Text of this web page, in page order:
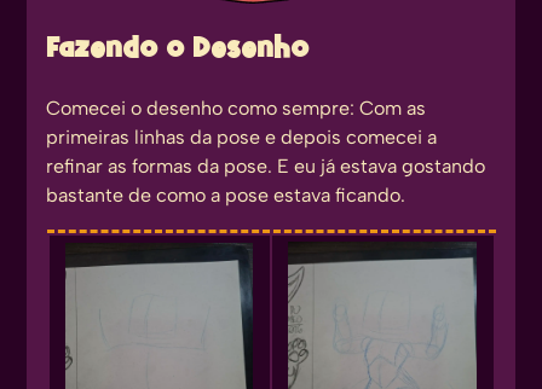
Fazendo o Desenho
Comecei o desenho como sempre: Com as
primeiras linhas da pose e depois comecei a
refinar as formas da pose. E eu já estava gostando
bastante de como a pose estava ficando.